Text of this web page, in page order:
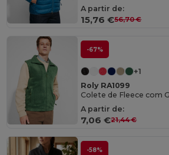
A partir de:
15,76 €56,70 €
-67%
+1
Roly RA1099
A partir de:
7,06 €21,44 €
-58%